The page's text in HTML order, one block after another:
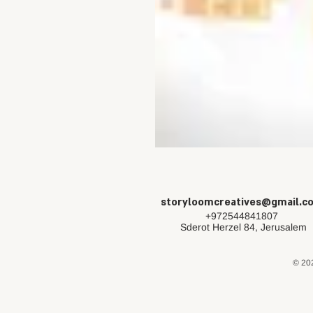
+972544841807
Sderot Herzel 84, Jerusalem
©